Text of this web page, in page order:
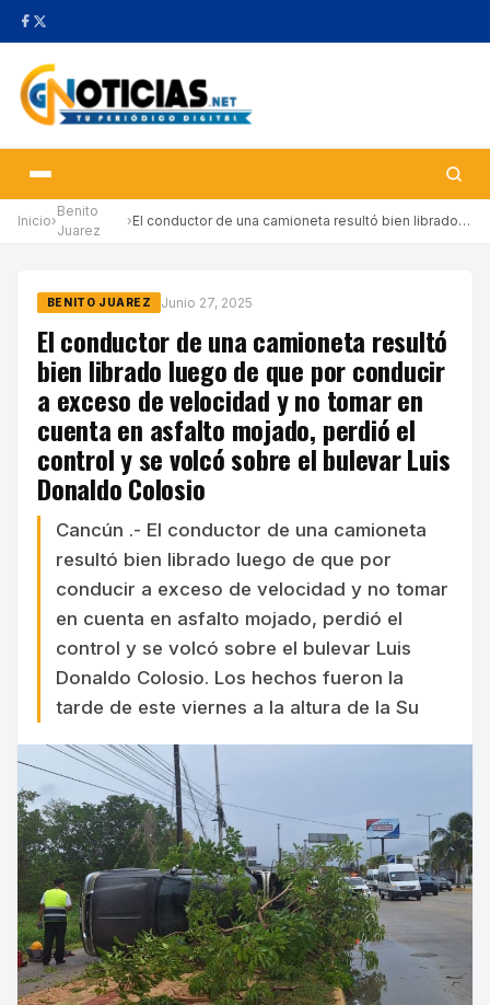
Inicio›
Benito
Juarez
› El conductor de una camioneta resultó bien librado luego de que …
BENITO JUAREZ Junio 27, 2025
El conductor de una camioneta resultó
bien librado luego de que por conducir
a exceso de velocidad y no tomar en
cuenta en asfalto mojado, perdió el
control y se volcó sobre el bulevar Luis
Donaldo Colosio
Cancún .- El conductor de una camioneta
resultó bien librado luego de que por
conducir a exceso de velocidad y no tomar
en cuenta en asfalto mojado, perdió el
control y se volcó sobre el bulevar Luis
Donaldo Colosio. Los hechos fueron la
tarde de este viernes a la altura de la Su